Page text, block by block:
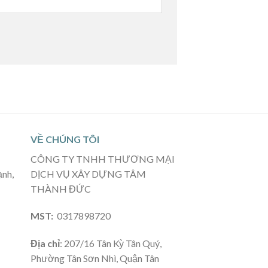
VỀ CHÚNG TÔI
CÔNG TY TNHH THƯƠNG MẠI
DỊCH VỤ XÂY DỰNG TÂM
THÀNH ĐỨC
MST: 0317898720
Địa chỉ: 207/16 Tân Kỳ Tân Quý,
Phường Tân Sơn Nhì, Quận Tân